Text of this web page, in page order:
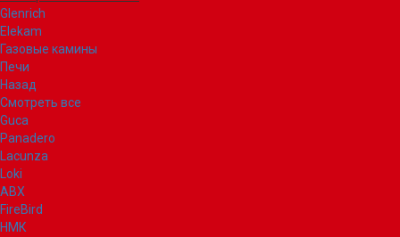
Glenrich
Elekam
Газовые камины
Печи
Назад
Смотреть все
Guca
Panadero
Lacunza
Loki
ABX
FireBird
НМК